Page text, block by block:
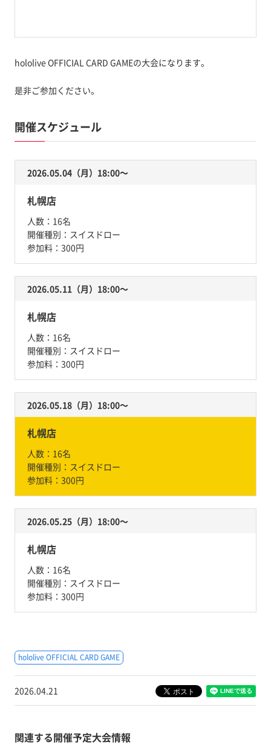
hololive OFFICIAL CARD GAMEの大会になります。
是非ご参加ください。
開催スケジュール
2026.05.04（月）18:00〜
札幌店
人数： 16名
開催種別： スイスドロー
参加料： 300円
2026.05.11（月）18:00〜
札幌店
人数： 16名
開催種別： スイスドロー
参加料： 300円
2026.05.18（月）18:00〜
札幌店
人数： 16名
開催種別： スイスドロー
参加料： 300円
2026.05.25（月）18:00〜
札幌店
人数： 16名
開催種別： スイスドロー
参加料： 300円
hololive OFFICIAL CARD GAME
2026.04.21
関連する開催予定大会情報